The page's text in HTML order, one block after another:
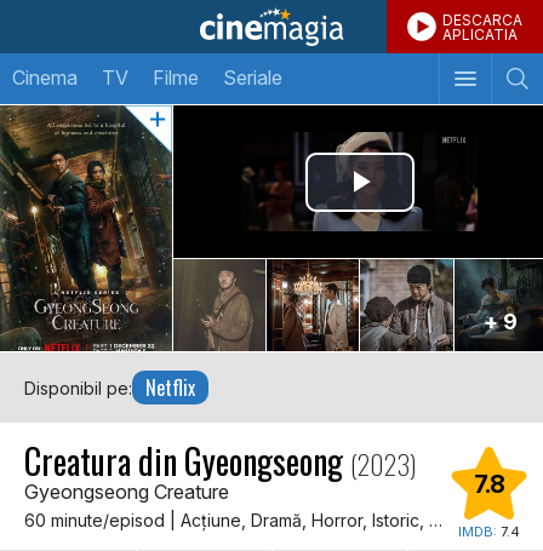
DESCARCA
APLICATIA
Cinema TV Filme Seriale
+ 9
Disponibil pe: Netflix
Creatura din Gyeongseong (2023)
Gyeongseong Creature
60 minute/episod | Acţiune, Dramă, Horror, Istoric, Mister, Thriller
7.8
IMDB: 7.4